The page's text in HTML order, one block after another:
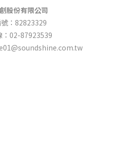
t
u
b
e
t
a
g
r
a
c
a
s
t
股份有限公司
：82823329
：02-87923539